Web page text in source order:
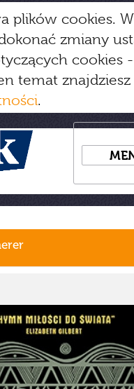
plików cookies.
zmiany
cookies
temat
.